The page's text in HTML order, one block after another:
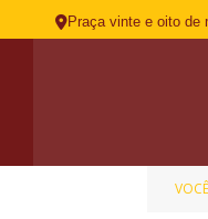
Praça vinte e oito de